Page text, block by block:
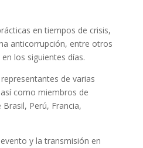
en tiempos de crisis,
anticorrupción, entre otros
los siguientes días.
de varias
como miembros de
Perú, Francia,
y la transmisión en